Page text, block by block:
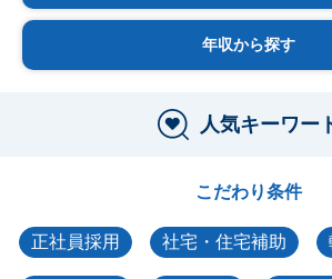
年収から探す
人気キーワー
こだわり条件
正社員採用 社宅・住宅補助